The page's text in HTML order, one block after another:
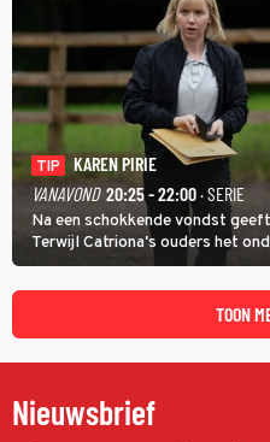
TIP
KAREN PIRIE
VANAVOND 20:25 - 22:00· SERIE
Na een schokkende vondst
Terwijl Catriona's ouders het
speuren naar Adam. In deze
spoor via Frankrijk en Italië naar
TOON
Nieuwsbrief